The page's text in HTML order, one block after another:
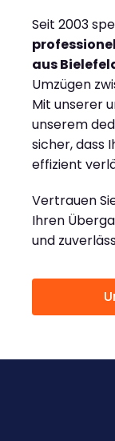
Seit 2003
aus
Umzügen
Mit unserer
unserem
sicher, dass
effizient
Vertrauen
Ihren
und